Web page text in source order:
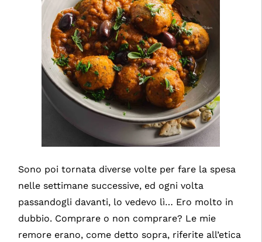
Sono poi tornata diverse volte per fare la spesa
nelle settimane successive, ed ogni volta
passandogli davanti, lo vedevo lì… Ero molto in
dubbio. Comprare o non comprare? Le mie
remore erano, come detto sopra, riferite all’etica